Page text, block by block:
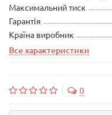
Максимальний тиск
Гарантія
Країна виробник
Все характеристики
0